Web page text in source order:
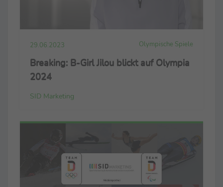
29.06.2023 Olympische Spiele
Breaking: B-Girl Jilou blickt auf Olympia
2024
SID Marketing